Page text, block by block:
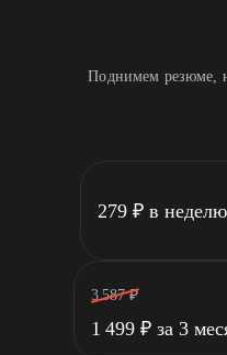
Поднимем резюме,
279 ₽ в неделю
3 587 ₽
1 499 ₽ за 3